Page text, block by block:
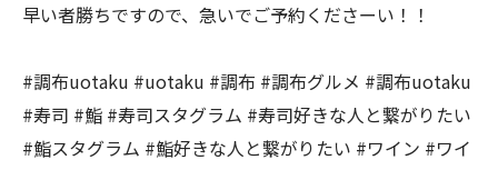
早い者勝ちですので、急いでご予約くださーい！！
#調布uotaku #uotaku #調布 #調布グルメ #調布uotaku
#寿司 #鮨 #寿司スタグラム #寿司好きな人と繋がりたい
#鮨スタグラム #鮨好きな人と繋がりたい #ワイン #ワイ